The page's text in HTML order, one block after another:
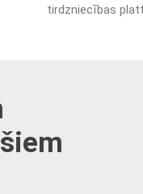
tirdzniecības